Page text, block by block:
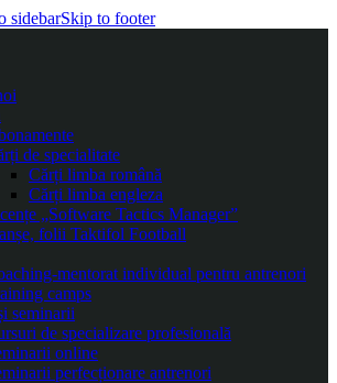
sidebarSkip to footer
de specialitate
Cărți limba română
Cărți limba engleza
„Software Tactics Manager”
folii Taktifol Football
mentorat individual pentru antrenori
camps
seminarii
de specializare profesională
online
perfecționare antrenori